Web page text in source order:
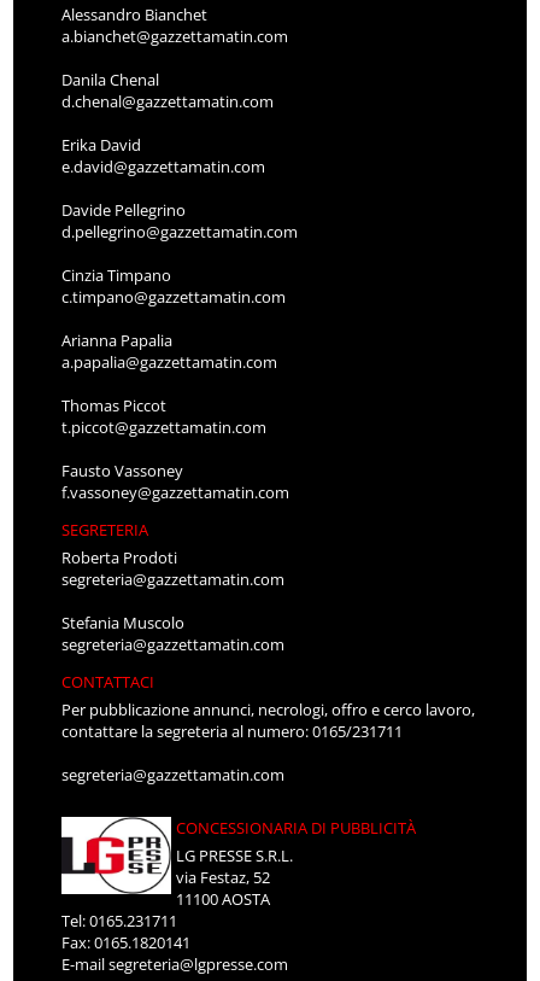
Alessandro Bianchet
a.bianchet@gazzettamatin.com
Danila Chenal
d.chenal@gazzettamatin.com
Erika David
e.david@gazzettamatin.com
Davide Pellegrino
d.pellegrino@gazzettamatin.com
Cinzia Timpano
c.timpano@gazzettamatin.com
Arianna Papalia
a.papalia@gazzettamatin.com
Thomas Piccot
t.piccot@gazzettamatin.com
Fausto Vassoney
f.vassoney@gazzettamatin.com
SEGRETERIA
Roberta Prodoti
segreteria@gazzettamatin.com
Stefania Muscolo
segreteria@gazzettamatin.com
CONTATTACI
Per pubblicazione annunci, necrologi, offro e cerco lavoro,
contattare la segreteria al numero: 0165/231711
segreteria@gazzettamatin.com
CONCESSIONARIA DI PUBBLICITÀ
LG PRESSE S.R.L.
via Festaz, 52
11100 AOSTA
Tel: 0165.231711
Fax: 0165.1820141
E-mailsegreteria@lgpresse.com